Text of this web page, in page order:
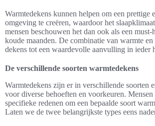
Warmtedekens kunnen helpen om een prettige
omgeving te creëren, waardoor het
mensen beschouwen het dan ook als een must-
koude maanden. De combinatie van warmte
dekens tot een waardevolle aanvulling in ieder
De verschillende soorten warmtedekens
Warmtedekens zijn er in verschillende soorten
voor diverse behoeften en voorkeuren. Mensen
specifieke redenen om een bepaalde soort
Laten we de twee belangrijkste types eens